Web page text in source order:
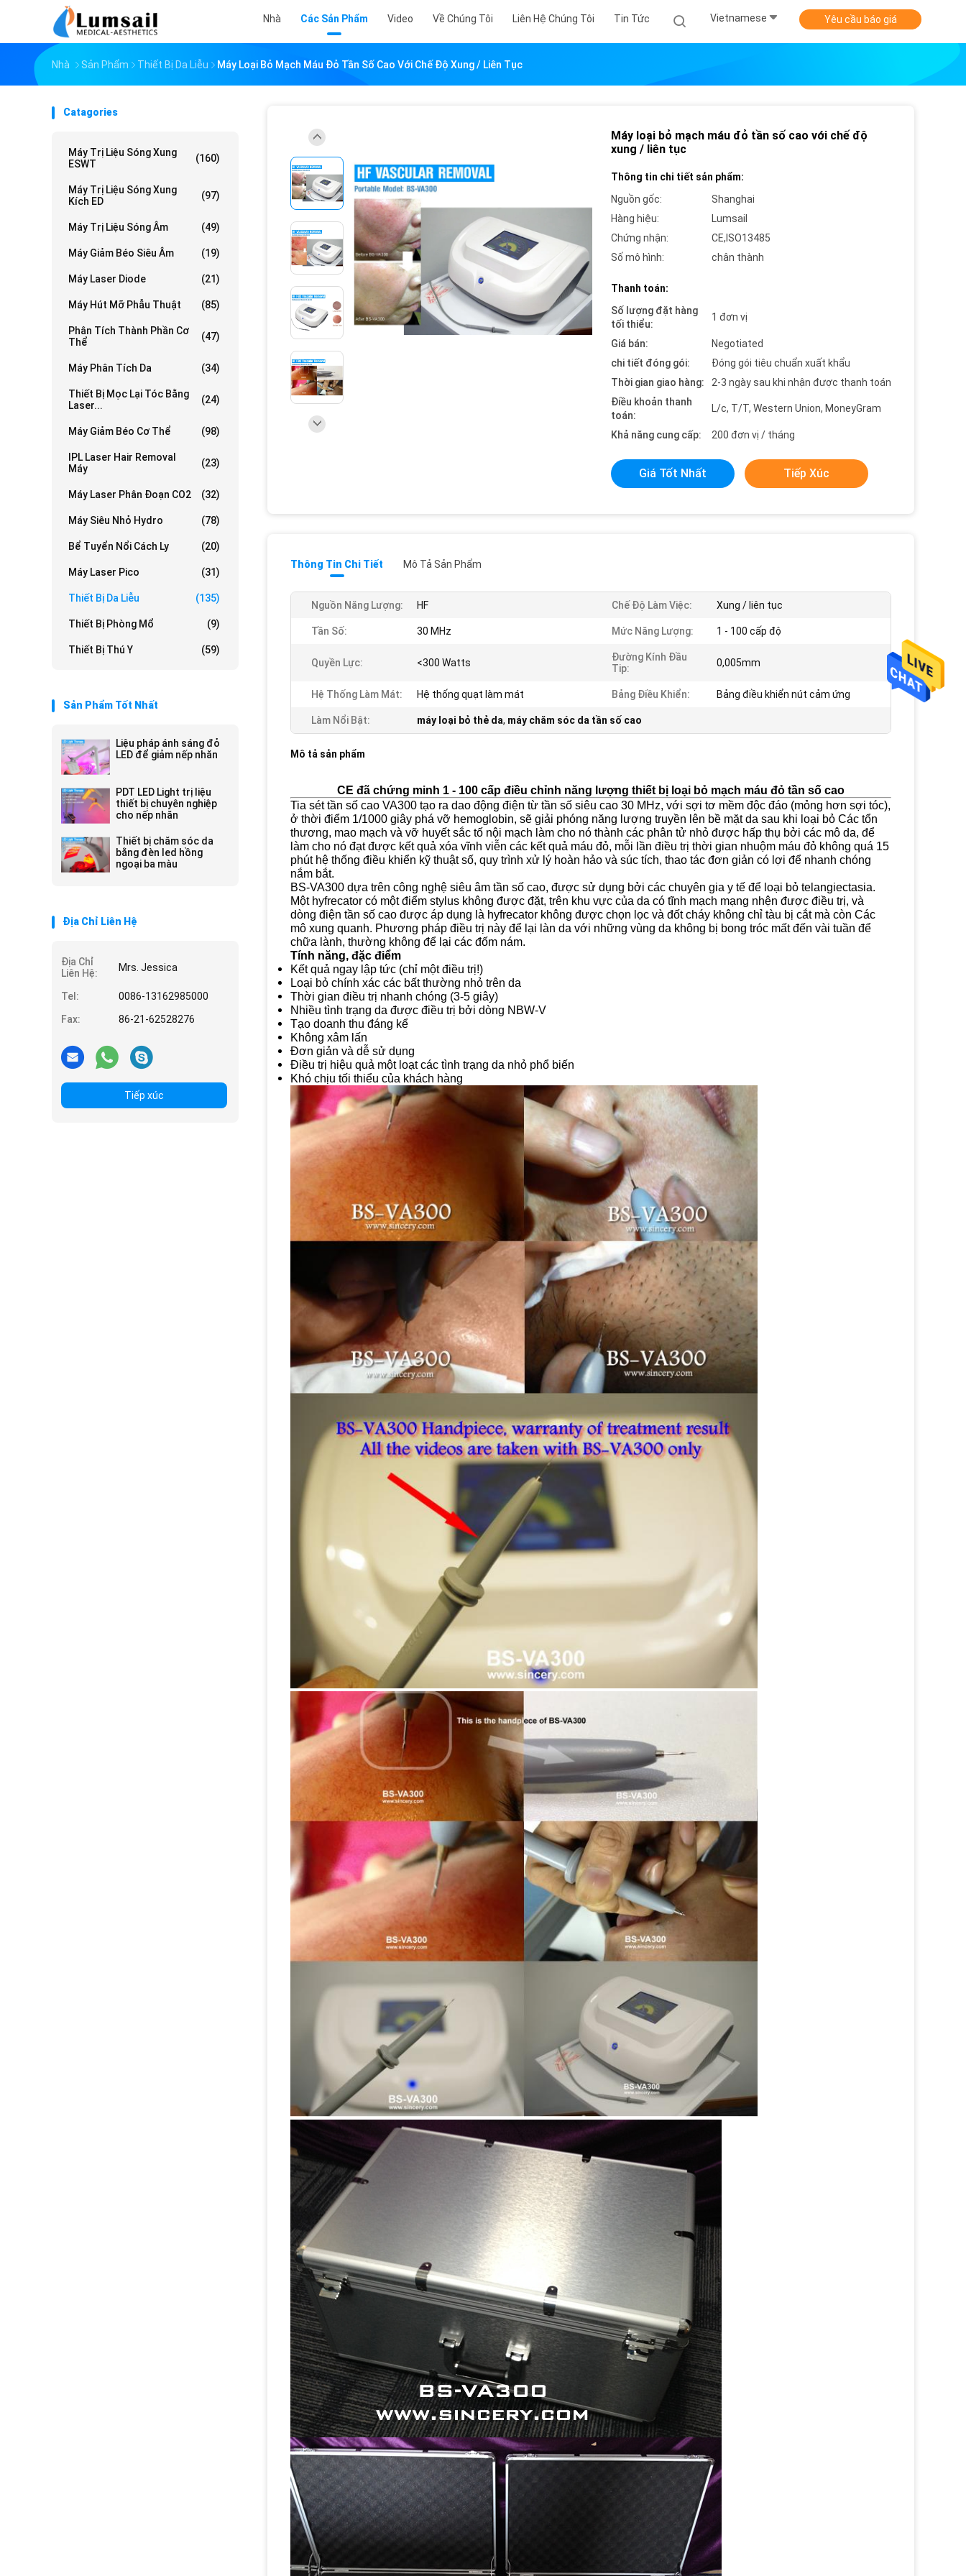
Nhà Các Sản Phẩm Video Về Chúng Tôi Liên Hệ Chúng Tôi Tin Tức Vietnamese Yêu cầu báo giá
Nhà Sản Phẩm Thiết Bị Da Liễu Máy Loại Bỏ Mạch Máu Đỏ Tần Số Cao Với Chế Độ Xung / Liên Tục
Catagories
Máy Trị Liệu Sóng Xung
ESWT
(160)
Máy Trị Liệu Sóng Xung
Kích ED
(97)
Máy Trị Liệu Sóng Âm (49)
Máy Giảm Béo Siêu Âm (19)
Máy Laser Diode (21)
Máy Hút Mỡ Phẫu Thuật (85)
Phân Tích Thành Phần Cơ
Thể
(47)
Máy Phân Tích Da (34)
Thiết Bị Mọc Lại Tóc Bằng
Laser...
(24)
Máy Giảm Béo Cơ Thể (98)
IPL Laser Hair Removal
Máy
(23)
Máy Laser Phân Đoạn CO2 (32)
Máy Siêu Nhỏ Hydro (78)
Bể Tuyển Nổi Cách Ly (20)
Máy Laser Pico (31)
Thiết Bị Da Liễu (135)
Thiết Bị Phòng Mổ (9)
Thiết Bị Thú Y (59)
Sản Phẩm Tốt Nhất
Liệu pháp ánh sáng đỏ
LED để giảm nếp nhăn
PDT LED Light trị liệu
thiết bị chuyên nghiệp
cho nếp nhăn
Thiết bị chăm sóc da
bằng đèn led hồng
ngoại ba màu
Địa Chỉ Liên Hệ
Địa Chỉ
Liên Hệ:
Mrs. Jessica
Tel:
0086-13162985000
Fax:
86-21-62528276
Tiếp xúc
Máy loại bỏ mạch máu đỏ tần số cao với chế độ
xung / liên tục
Thông tin chi tiết sản phẩm:
Nguồn gốc:
Shanghai
Hàng hiệu:
Lumsail
Chứng nhận:
CE,ISO13485
Số mô hình:
chân thành
Thanh toán:
Số lượng đặt hàng
tối thiểu:
1 đơn vị
Giá bán:
Negotiated
chi tiết đóng gói:
Đóng gói tiêu chuẩn xuất khẩu
Thời gian giao hàng:
2-3 ngày sau khi nhận được thanh toán
Điều khoản thanh
toán:
L/c, T/T, Western Union, MoneyGram
Khả năng cung cấp: 200 đơn vị / tháng
Giá Tốt Nhất Tiếp Xúc
Thông Tin Chi Tiết Mô Tả Sản Phẩm
Nguồn Năng Lượng: HF Chế Độ Làm Việc: Xung / liên tục
Tần Số: 30 MHz Mức Năng Lượng: 1 - 100 cấp độ
Quyền Lực: <300 Watts
Đường Kính Đầu
Tip:
0,005mm
Hệ Thống Làm Mát: Hệ thống quạt làm mát Bảng Điều Khiển: Bảng điều khiển nút cảm ứng
Làm Nổi Bật: máy loại bỏ thẻ da, máy chăm sóc da tần số cao
Mô tả sản phẩm
CE đã chứng minh 1 - 100 cấp điều chỉnh năng lượng thiết bị loại bỏ mạch máu đỏ tần số cao
Tia sét tần số cao VA300 tạo ra dao động điện từ tần số siêu cao 30 MHz, với sợi tơ mềm độc đáo (mỏng hơn sợi tóc),
ở thời điểm 1/1000 giây phá vỡ hemoglobin, sẽ giải phóng năng lượng truyền lên bề mặt da sau khi loại bỏ Các tổn
thương, mao mạch và vỡ huyết sắc tố nội mạch làm cho nó thành các phân tử nhỏ được hấp thụ bởi các mô da, để
làm cho nó đạt được kết quả xóa vĩnh viễn các kết quả máu đỏ, mỗi lần điều trị thời gian nhuộm máu đỏ không quá 15
phút hệ thống điều khiển kỹ thuật số, quy trình xử lý hoàn hảo và súc tích, thao tác đơn giản có lợi để nhanh chóng
nắm bắt.
BS-VA300 dựa trên công nghệ siêu âm tần số cao, được sử dụng bởi các chuyên gia y tế để loại bỏ telangiectasia.
Một hyfrecator có một điểm stylus không được đặt, trên khu vực của da có tĩnh mạch mạng nhện được điều trị, và
dòng điện tần số cao được áp dụng là hyfrecator không được chọn lọc và đốt cháy không chỉ tàu bị cắt mà còn Các
mô xung quanh. Phương pháp điều trị này để lại làn da với những vùng da không bị bong tróc mất đến vài tuần để
chữa lành, thường không để lại các đốm nám.
Tính năng, đặc điểm
Kết quả ngay lập tức (chỉ một điều trị!)
Loại bỏ chính xác các bất thường nhỏ trên da
Thời gian điều trị nhanh chóng (3-5 giây)
Nhiều tình trạng da được điều trị bởi dòng NBW-V
Tạo doanh thu đáng kể
Không xâm lấn
Đơn giản và dễ sử dụng
Điều trị hiệu quả một loạt các tình trạng da nhỏ phổ biến
Khó chịu tối thiểu của khách hàng